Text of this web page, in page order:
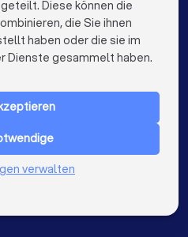
Mediatoren in Leipzig
Mediatoren in Bochum
Mediatoren in Münster
in der Nähe
Diese können die
die Sie ihnen
haben oder die sie im
Dienste gesammelt haben.
verwalten